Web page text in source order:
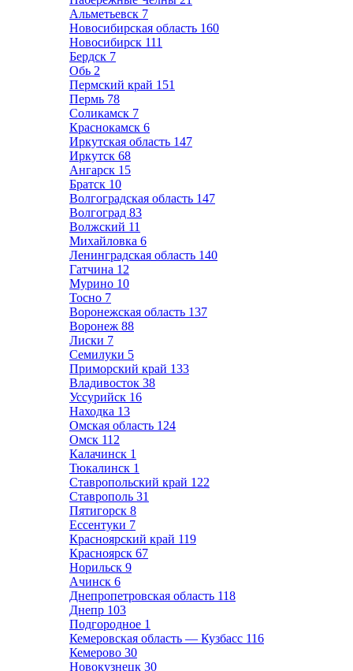
Альметьевск 7
Новосибирская область 160
Новосибирск 111
Бердск 7
Обь 2
Пермский край 151
Пермь 78
Соликамск 7
Краснокамск 6
Иркутская область 147
Иркутск 68
Ангарск 15
Братск 10
Волгоградская область 147
Волгоград 83
Волжский 11
Михайловка 6
Ленинградская область 140
Гатчина 12
Мурино 10
Тосно 7
Воронежская область 137
Воронеж 88
Лиски 7
Семилуки 5
Приморский край 133
Владивосток 38
Уссурийск 16
Находка 13
Омская область 124
Омск 112
Калачинск 1
Тюкалинск 1
Ставропольский край 122
Ставрополь 31
Пятигорск 8
Ессентуки 7
Красноярский край 119
Красноярск 67
Норильск 9
Ачинск 6
Днепропетровская область 118
Днепр 103
Подгородное 1
Кемеровская область — Кузбасс 116
Кемерово 30
Новокузнецк 30